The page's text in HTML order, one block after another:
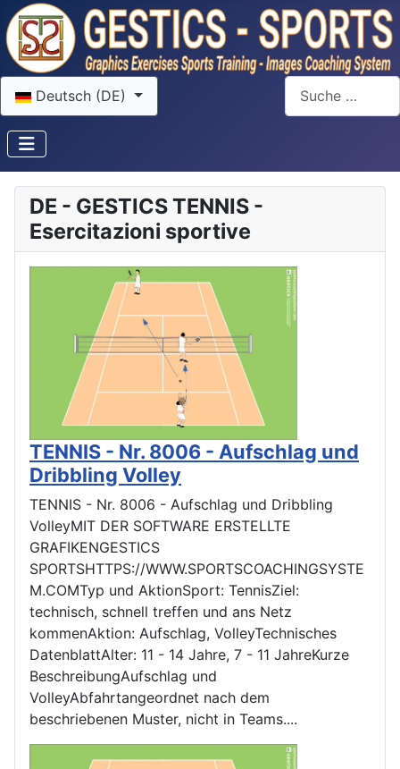
Sprache auswählen
Deutsch (DE)
Suchen
DE - GESTICS TENNIS -
Esercitazioni sportive
TENNIS - Nr. 8006 - Aufschlag und
Dribbling Volley
TENNIS - Nr. 8006 - Aufschlag und Dribbling
VolleyMIT DER SOFTWARE ERSTELLTE
GRAFIKENGESTICS
SPORTSHTTPS://WWW.SPORTSCOACHINGSYSTE
M.COMTyp und AktionSport: TennisZiel:
technisch, schnell treffen und ans Netz
kommenAktion: Aufschlag, VolleyTechnisches
DatenblattAlter: 11 - 14 Jahre, 7 - 11 JahreKurze
BeschreibungAufschlag und
VolleyAbfahrtangeordnet nach dem
beschriebenen Muster, nicht in Teams....